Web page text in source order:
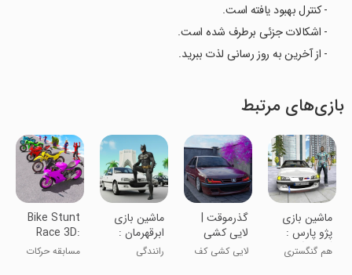
- کنترل بهبود یافته است.
- اشکالات جزئی برطرف شده است.
- از آخرین به روز رسانی لذت ببرید.
بازی‌های مرتبط
ماشین بازی
پژو پارس :
گشت آزاد
هم گنگستری
‏‏‏‏‏‏گذرموقت |
لایی کشی
لایی کشی کف
‏ماشین بازی
ابرقهرمان :
بتمن
رانندگی
Bike Stunt
Race 3D:
Bike Games
مسابقه حرکات